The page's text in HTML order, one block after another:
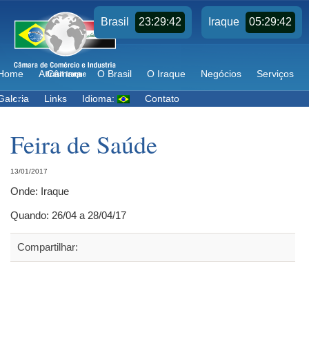
A Câmara O Brasil O Iraque Negócios Serviços
Links Idioma: Contato
Brasil 23:29:43 Iraque 05:29:43
Feira de Saúde
13/01/2017
Onde: Iraque
Quando: 26/04 a 28/04/17
Compartilhar: